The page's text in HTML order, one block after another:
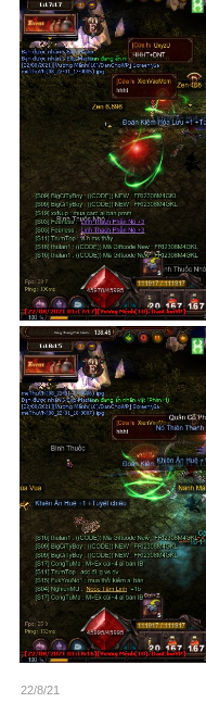
22/8/21